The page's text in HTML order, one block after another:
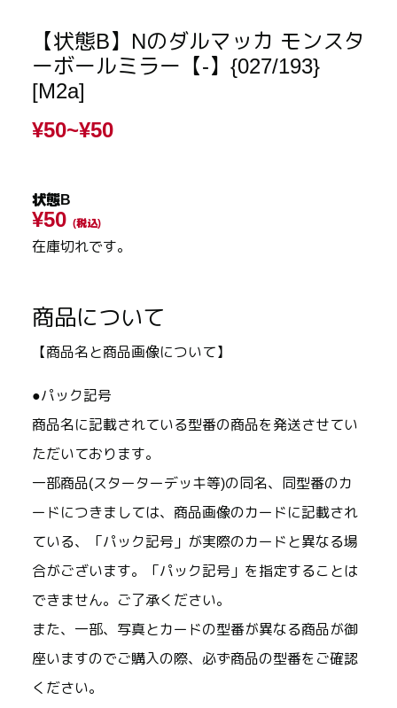
【状態B】Nのダルマッカ モンスタ
ーボールミラー【-】{027/193}
[M2a]
¥50~¥50
状態B
¥50 (税込)
在庫切れです。
商品について
【商品名と商品画像について】
●パック記号
商品名に記載されている型番の商品を発送させてい
ただいております。
一部商品(スターターデッキ等)の同名、同型番のカ
ードにつきましては、商品画像のカードに記載され
ている、「パック記号」が実際のカードと異なる場
合がございます。「パック記号」を指定することは
できません。ご了承ください。
また、一部、写真とカードの型番が異なる商品が御
座いますのでご購入の際、必ず商品の型番をご確認
ください。